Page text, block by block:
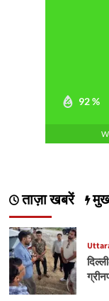
92 %
ताज़ा खबरें